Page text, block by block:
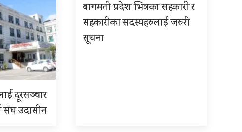
दूरसञ्चार
संघ उदासीन
बागमती प्रदेश भित्रका सहकारी र
सहकारीका सदस्यहरुलाई जरुरी
सूचना